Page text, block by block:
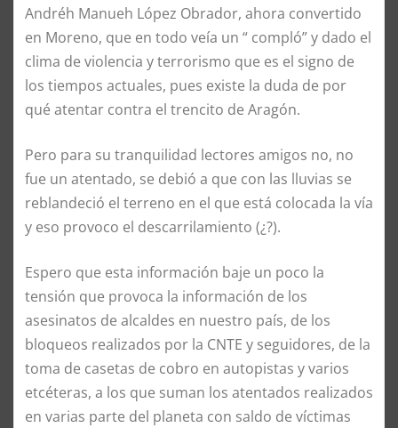
Andréh Manueh López Obrador, ahora convertido
en Moreno, que en todo veía un “ compló” y dado el
clima de violencia y terrorismo que es el signo de
los tiempos actuales, pues existe la duda de por
qué atentar contra el trencito de Aragón.
Pero para su tranquilidad lectores amigos no, no
fue un atentado, se debió a que con las lluvias se
reblandeció el terreno en el que está colocada la vía
y eso provoco el descarrilamiento (¿?).
Espero que esta información baje un poco la
tensión que provoca la información de los
asesinatos de alcaldes en nuestro país, de los
bloqueos realizados por la CNTE y seguidores, de la
toma de casetas de cobro en autopistas y varios
etcéteras, a los que suman los atentados realizados
en varias parte del planeta con saldo de víctimas